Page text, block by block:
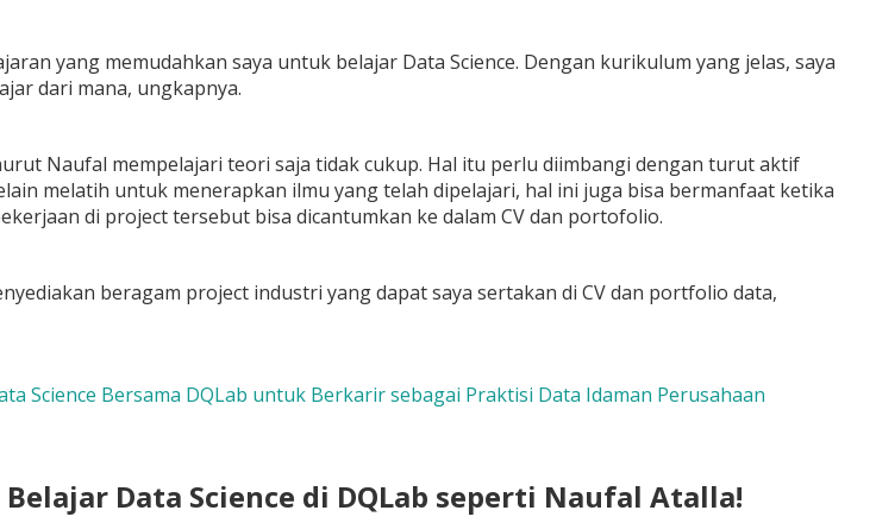
yang memudahkan saya untuk belajar Data Science. Dengan kurikulum yang jelas, saya
dari mana, ungkapnya.
Naufal mempelajari teori saja tidak cukup. Hal itu perlu diimbangi dengan turut aktif
melatih untuk menerapkan ilmu yang telah dipelajari, hal ini juga bisa bermanfaat ketika
di project tersebut bisa dicantumkan ke dalam CV dan portofolio.
beragam project industri yang dapat saya sertakan di CV dan portfolio data,
Science Bersama DQLab untuk Berkarir sebagai Praktisi Data Idaman Perusahaan
Data Science di DQLab seperti Naufal Atalla!